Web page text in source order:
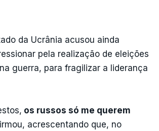
da Ucrânia acusou ainda
pela realização de eleições
guerra, para fragilizar a liderança
os russos só me querem
acrescentando que, no